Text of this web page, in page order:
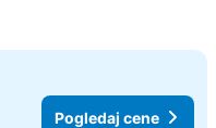
Pogledaj cene